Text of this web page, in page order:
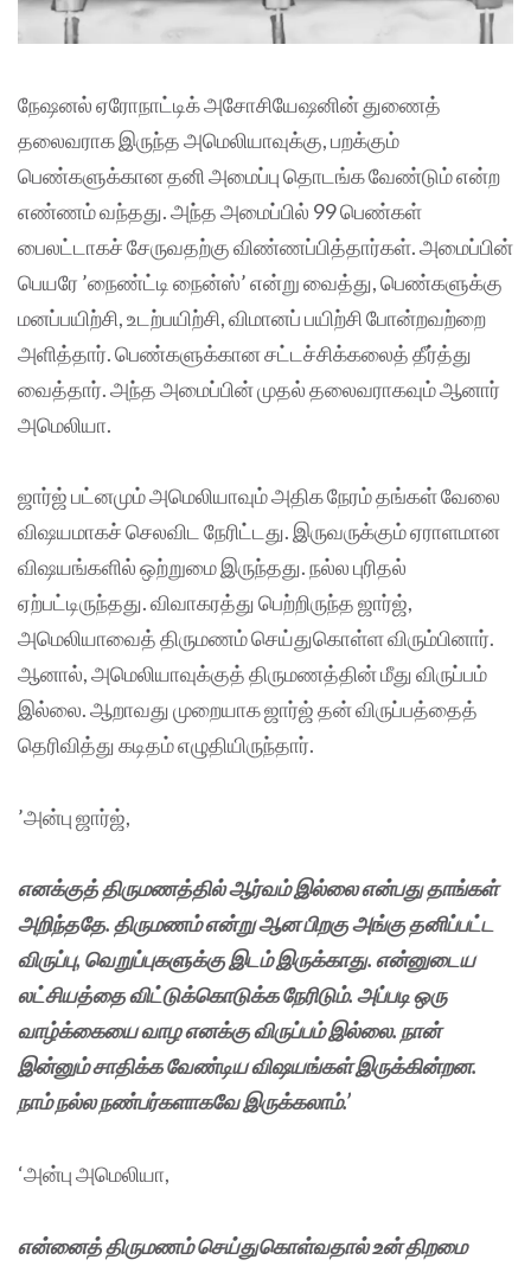
நேஷனல் ஏரோநாட்டிக் அசோசியேஷனின் துணைத்
தலைவராக இருந்த அமெலியாவுக்கு, பறக்கும்
பெண்களுக்கான தனி அமைப்பு தொடங்க வேண்டும் என்ற
எண்ணம் வந்தது. அந்த அமைப்பில் 99 பெண்கள்
பைலட்டாகச் சேருவதற்கு விண்ணப்பித்தார்கள். அமைப்பின்
பெயரே ’நைண்ட்டி நைன்ஸ்’ என்று வைத்து, பெண்களுக்கு
மனப்பயிற்சி, உடற்பயிற்சி, விமானப் பயிற்சி போன்றவற்றை
அளித்தார். பெண்களுக்கான சட்டச்சிக்கலைத் தீர்த்து
வைத்தார். அந்த அமைப்பின் முதல் தலைவராகவும் ஆனார்
அமெலியா.
ஜார்ஜ் பட்னமும் அமெலியாவும் அதிக நேரம் தங்கள் வேலை
விஷயமாகச் செலவிட நேரிட்டது. இருவருக்கும் ஏராளமான
விஷயங்களில் ஒற்றுமை இருந்தது. நல்ல புரிதல்
ஏற்பட்டிருந்தது. விவாகரத்து பெற்றிருந்த ஜார்ஜ்,
அமெலியாவைத் திருமணம் செய்துகொள்ள விரும்பினார்.
ஆனால், அமெலியாவுக்குத் திருமணத்தின் மீது விருப்பம்
இல்லை. ஆறாவது முறையாக ஜார்ஜ் தன் விருப்பத்தைத்
தெரிவித்து கடிதம் எழுதியிருந்தார்.
’அன்பு ஜார்ஜ்,
எனக்குத் திருமணத்தில் ஆர்வம் இல்லை என்பது தாங்கள்
அறிந்ததே. திருமணம் என்று ஆன பிறகு அங்கு தனிப்பட்ட
விருப்பு, வெறுப்புகளுக்கு இடம் இருக்காது. என்னுடைய
லட்சியத்தை விட்டுக்கொடுக்க நேரிடும். அப்படி ஒரு
வாழ்க்கையை வாழ எனக்கு விருப்பம் இல்லை. நான்
இன்னும் சாதிக்க வேண்டிய விஷயங்கள் இருக்கின்றன.
நாம் நல்ல நண்பர்களாகவே இருக்கலாம்.’
‘அன்பு அமெலியா,
என்னைத் திருமணம் செய்துகொள்வதால் உன் திறமை